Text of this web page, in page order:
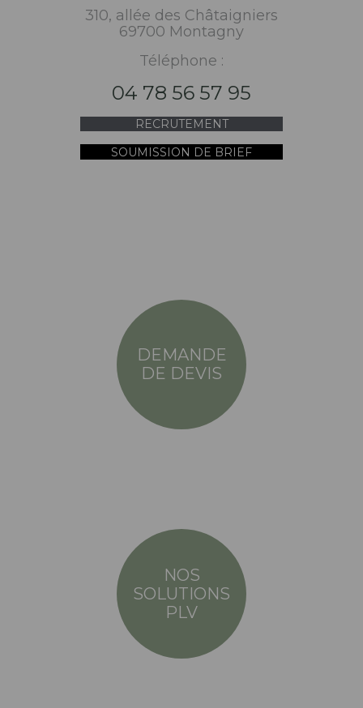
310, allée des Châtaigniers
69700 Montagny
Téléphone :
04 78 56 57 95
RECRUTEMENT
SOUMISSION DE BRIEF
DEMANDE
DE DEVIS
NOS
SOLUTIONS
PLV